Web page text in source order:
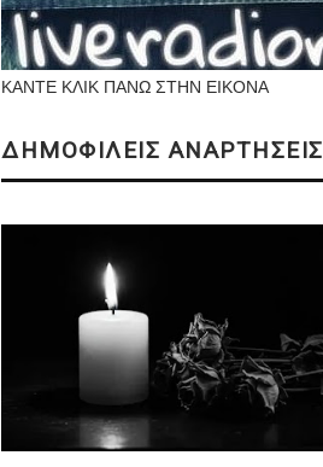
ΚΑΝΤΕ ΚΛΙΚ ΠΑΝΩ ΣΤΗΝ ΕΙΚΟΝΑ
ΔΗΜΟΦΙΛΕΙΣ ΑΝΑΡΤΗΣΕΙΣ